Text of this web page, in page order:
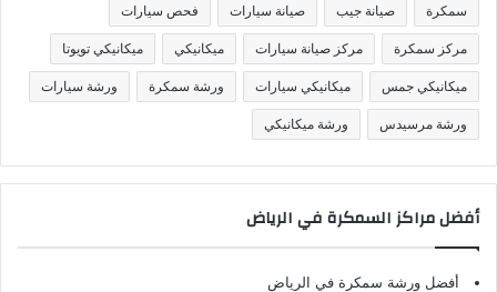
سمكرة صيانة جيب صيانة سيارات فحص سيارات
مركز سمكرة مركز صيانة سيارات ميكانيكي ميكانيكي تويوتا
ميكانيكي جمس ميكانيكي سيارات ورشة سمكرة ورشة سيارات
ورشة مرسيدس ورشة ميكانيكي
أفضل مراكز السمكرة في الرياض
أفضل ورشة سمكرة في الرياض